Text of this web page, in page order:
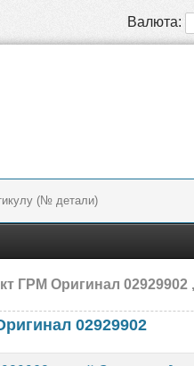
Валюта:
ГРМ Оригинал 02929902
02929902